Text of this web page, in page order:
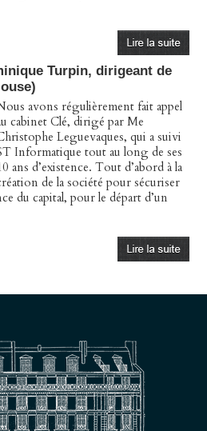
Turpin, dirigeant de
avons régulièrement fait appel
cabinet Clé, dirigé par Me
Leguevaques, qui a suivi
Informatique tout au long de ses
ans d’existence. Tout d’abord à la
de la société pour sécuriser
du capital, pour le départ d’un